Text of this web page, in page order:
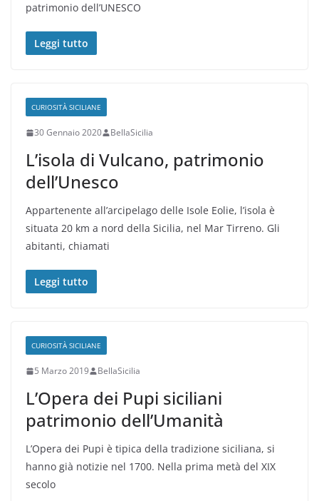
patrimonio dell’UNESCO
Leggi tutto
CURIOSITÀ SICILIANE
30 Gennaio 2020 BellaSicilia
L’isola di Vulcano, patrimonio
dell’Unesco
Appartenente all’arcipelago delle Isole Eolie, l’isola è
situata 20 km a nord della Sicilia, nel Mar Tirreno. Gli
abitanti, chiamati
Leggi tutto
CURIOSITÀ SICILIANE
5 Marzo 2019 BellaSicilia
L’Opera dei Pupi siciliani
patrimonio dell’Umanità
L’Opera dei Pupi è tipica della tradizione siciliana, si
hanno già notizie nel 1700. Nella prima metà del XIX
secolo